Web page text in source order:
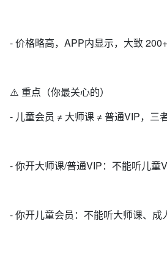
- 价格略高，APP内显示，大致
⚠️ 重点（你最关心的）
- 儿童会员 ≠ 大师课 ≠ 普通VIP，三
- 你开大师课/普通VIP：不能听儿童
- 你开儿童会员：不能听大师课、成